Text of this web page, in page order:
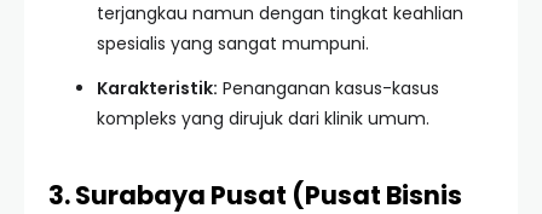
terjangkau namun dengan tingkat keahlian
spesialis yang sangat mumpuni.
Karakteristik: Penanganan kasus-kasus
kompleks yang dirujuk dari klinik umum.
3. Surabaya Pusat (Pusat Bisnis